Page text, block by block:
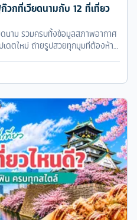
วกที่เวียดนามกับ 12 ที่เที่ยว
นาม รวมครบทั้งข้อมูลสภาพอากาศ
เดตใหม่ ถ่ายรูปสวยทุกมุมที่ต้องห้าม